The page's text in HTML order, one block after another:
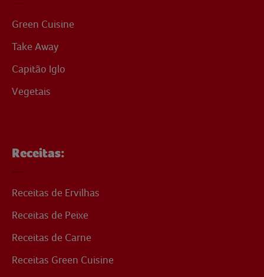
Green Cuisine
Take Away
Capitão Iglo
Vegetais
Receitas:
Receitas de Ervilhas
Receitas de Peixe
Receitas de Carne
Receitas Green Cuisine